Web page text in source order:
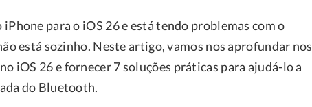
para o iOS 26 e está tendo problemas com o
está sozinho. Neste artigo, vamos nos aprofundar nos
iOS 26 e fornecer 7 soluções práticas para ajudá-lo a
do Bluetooth.